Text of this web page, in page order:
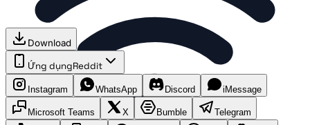
Download
Ứng dụngReddit
Instagram WhatsApp Discord iMessage
Microsoft Teams X Bumble Telegram